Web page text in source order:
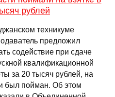
рублей
техникуме
предложил
содействие при сдаче
квалификационной
за 20 тысяч рублей, на
был пойман. Об этом